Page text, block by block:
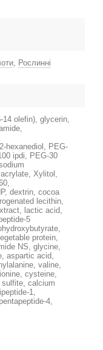
, Рослинні
14 olefin), glycerin,
hexanediol, PEG-
ipdi, PEG-30
Xylitol,
dextrin, cocoa
lecithin,
lactic acid,
5
protein,
NS, glycine,
aspartic acid,
valine,
cysteine,
calcium
1,
4,